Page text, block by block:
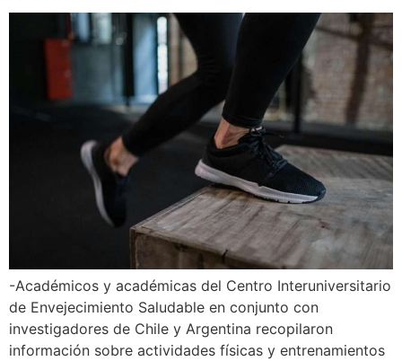
-Académicos y académicas del Centro Interuniversitario
de Envejecimiento Saludable en conjunto con
investigadores de Chile y Argentina recopilaron
información sobre actividades físicas y entrenamientos